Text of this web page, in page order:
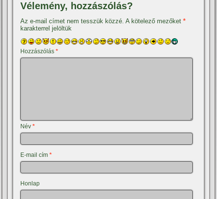
Vélemény, hozzászólás?
Az e-mail címet nem tesszük közzé. A kötelező mezőket*
karakterrel jelöltük
Hozzászólás*
Név*
E-mail cím*
Honlap